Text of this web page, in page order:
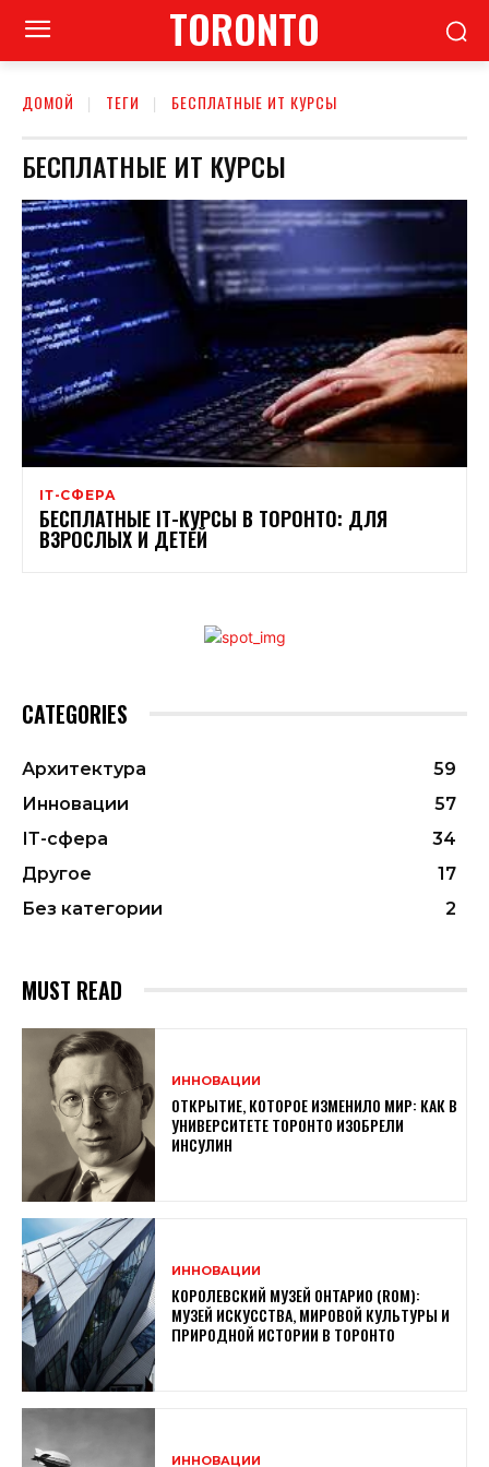
TORONTO
ДОМОЙ ТЕГИ БЕСПЛАТНЫЕ ИТ КУРСЫ
БЕСПЛАТНЫЕ ИТ КУРСЫ
ІТ-СФЕРА
БЕСПЛАТНЫЕ ІТ-КУРСЫ В ТОРОНТО: ДЛЯ
ВЗРОСЛЫХ И ДЕТЕЙ
CATEGORIES
Архитектура
59
Инновации
57
ІТ-сфера
34
Другое
17
Без категории
2
MUST READ
ИННОВАЦИИ
ОТКРЫТИЕ, КОТОРОЕ ИЗМЕНИЛО МИР: КАК В
УНИВЕРСИТЕТЕ ТОРОНТО ИЗОБРЕЛИ
ИНСУЛИН
ИННОВАЦИИ
КОРОЛЕВСКИЙ МУЗЕЙ ОНТАРИО (ROM):
МУЗЕЙ ИСКУССТВА, МИРОВОЙ КУЛЬТУРЫ И
ПРИРОДНОЙ ИСТОРИИ В ТОРОНТО
ИННОВАЦИИ